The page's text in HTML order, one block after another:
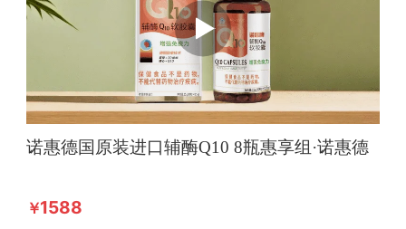
诺惠德国原装进口辅酶Q10 8瓶惠享组·诺惠德
1588